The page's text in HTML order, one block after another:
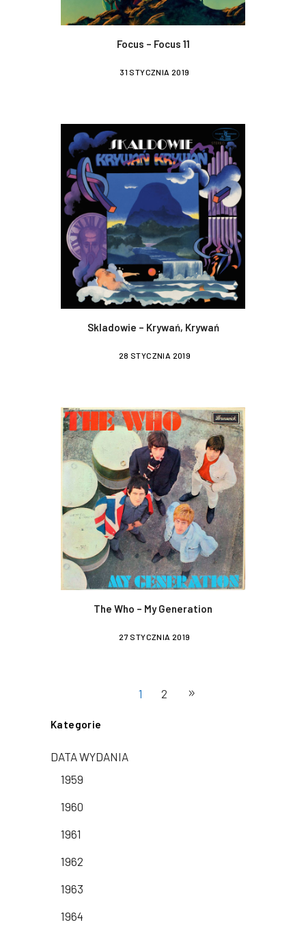
Focus – Focus 11
31 STYCZNIA 2019
Skladowie – Krywań, Krywań
28 STYCZNIA 2019
The Who – My Generation
27 STYCZNIA 2019
1 2
Kategorie
DATA WYDANIA
1959
1960
1961
1962
1963
1964